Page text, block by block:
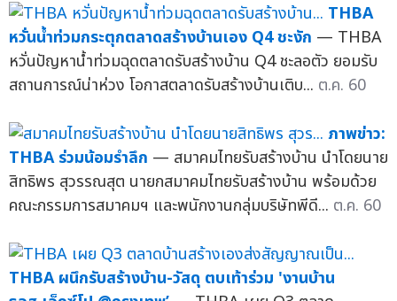
THBA
หวั่นน้ำท่วมกระตุกตลาดสร้างบ้านเอง Q4 ชะงัก — THBA
หวั่นปัญหาน้ำท่วมฉุดตลาดรับสร้างบ้าน Q4 ชะลอตัว ยอมรับ
สถานการณ์น่าห่วง โอกาสตลาดรับสร้างบ้านเติบ... ต.ค. 60
ภาพข่าว:
THBA ร่วมน้อมรำลึก — สมาคมไทยรับสร้างบ้าน นำโดยนาย
สิทธิพร สุวรรณสุต นายกสมาคมไทยรับสร้างบ้าน พร้อมด้วย
คณะกรรมการสมาคมฯ และพนักงานกลุ่มบริษัทพีดี... ต.ค. 60
THBA ผนึกรับสร้างบ้าน-วัสดุ ตบเท้าร่วม 'งานบ้าน